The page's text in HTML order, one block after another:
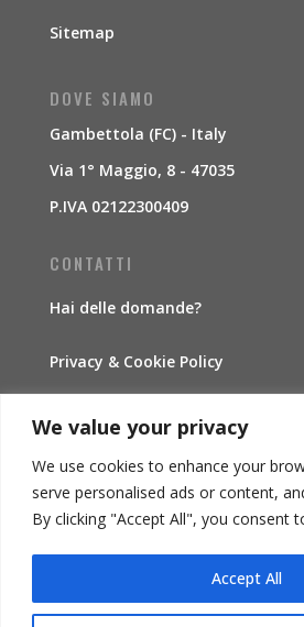
We value your privacy
We use cookies to enhance your
serve personalised ads or content,
By clicking "Accept All", you consent
Accept All
Sitemap
DOVE SIAMO
Gambettola (FC) - Italy
Via 1° Maggio, 8 - 47035
P.IVA 02122300409
CONTATTI
Hai delle domande?
Privacy & Cookie Policy
Traccia la spedizione
INFORMAZIONI
Condizioni di vendita